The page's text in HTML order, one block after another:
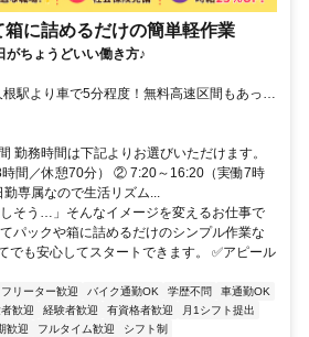
に詰めるだけの簡単軽作業
ちょうどいい働き方♪
駅より車で5分程度！無料高速区間もあって
勤務時間は下記よりお選びいただけます。
間／休憩70分） ② 7:20～16:20（実働7時
専属なので生活リズム...
そう…」そんなイメージを変えるお仕事で
パックや箱に詰めるだけのシンプル作業な
でも安心してスタートできます。 ✅アピール
フリーター歓迎 バイク通勤OK 学歴不問
車通勤OK
歓迎 経験者歓迎 有資格者歓迎
月1シフト提出
歓迎 フルタイム歓迎 シフト制